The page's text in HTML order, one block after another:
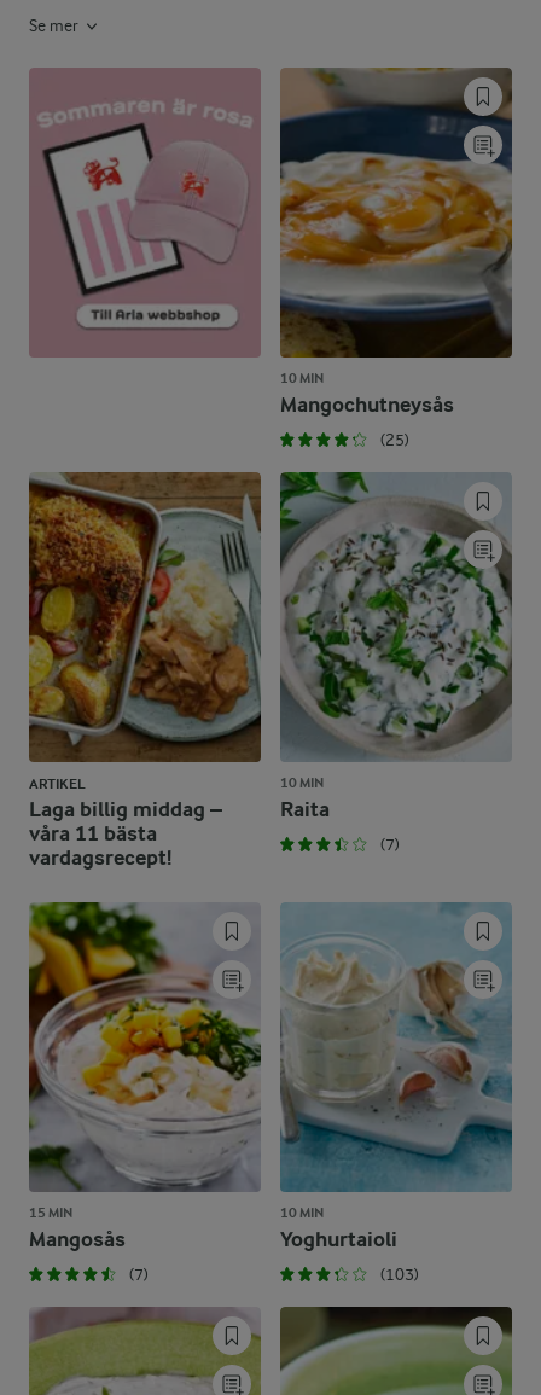
Se mer
10 MIN
Mangochutneysås
(25)
ARTIKEL
Laga billig middag –
våra 11 bästa
vardagsrecept!
10 MIN
Raita
(7)
15 MIN
Mangosås
(7)
10 MIN
Yoghurtaioli
(103)